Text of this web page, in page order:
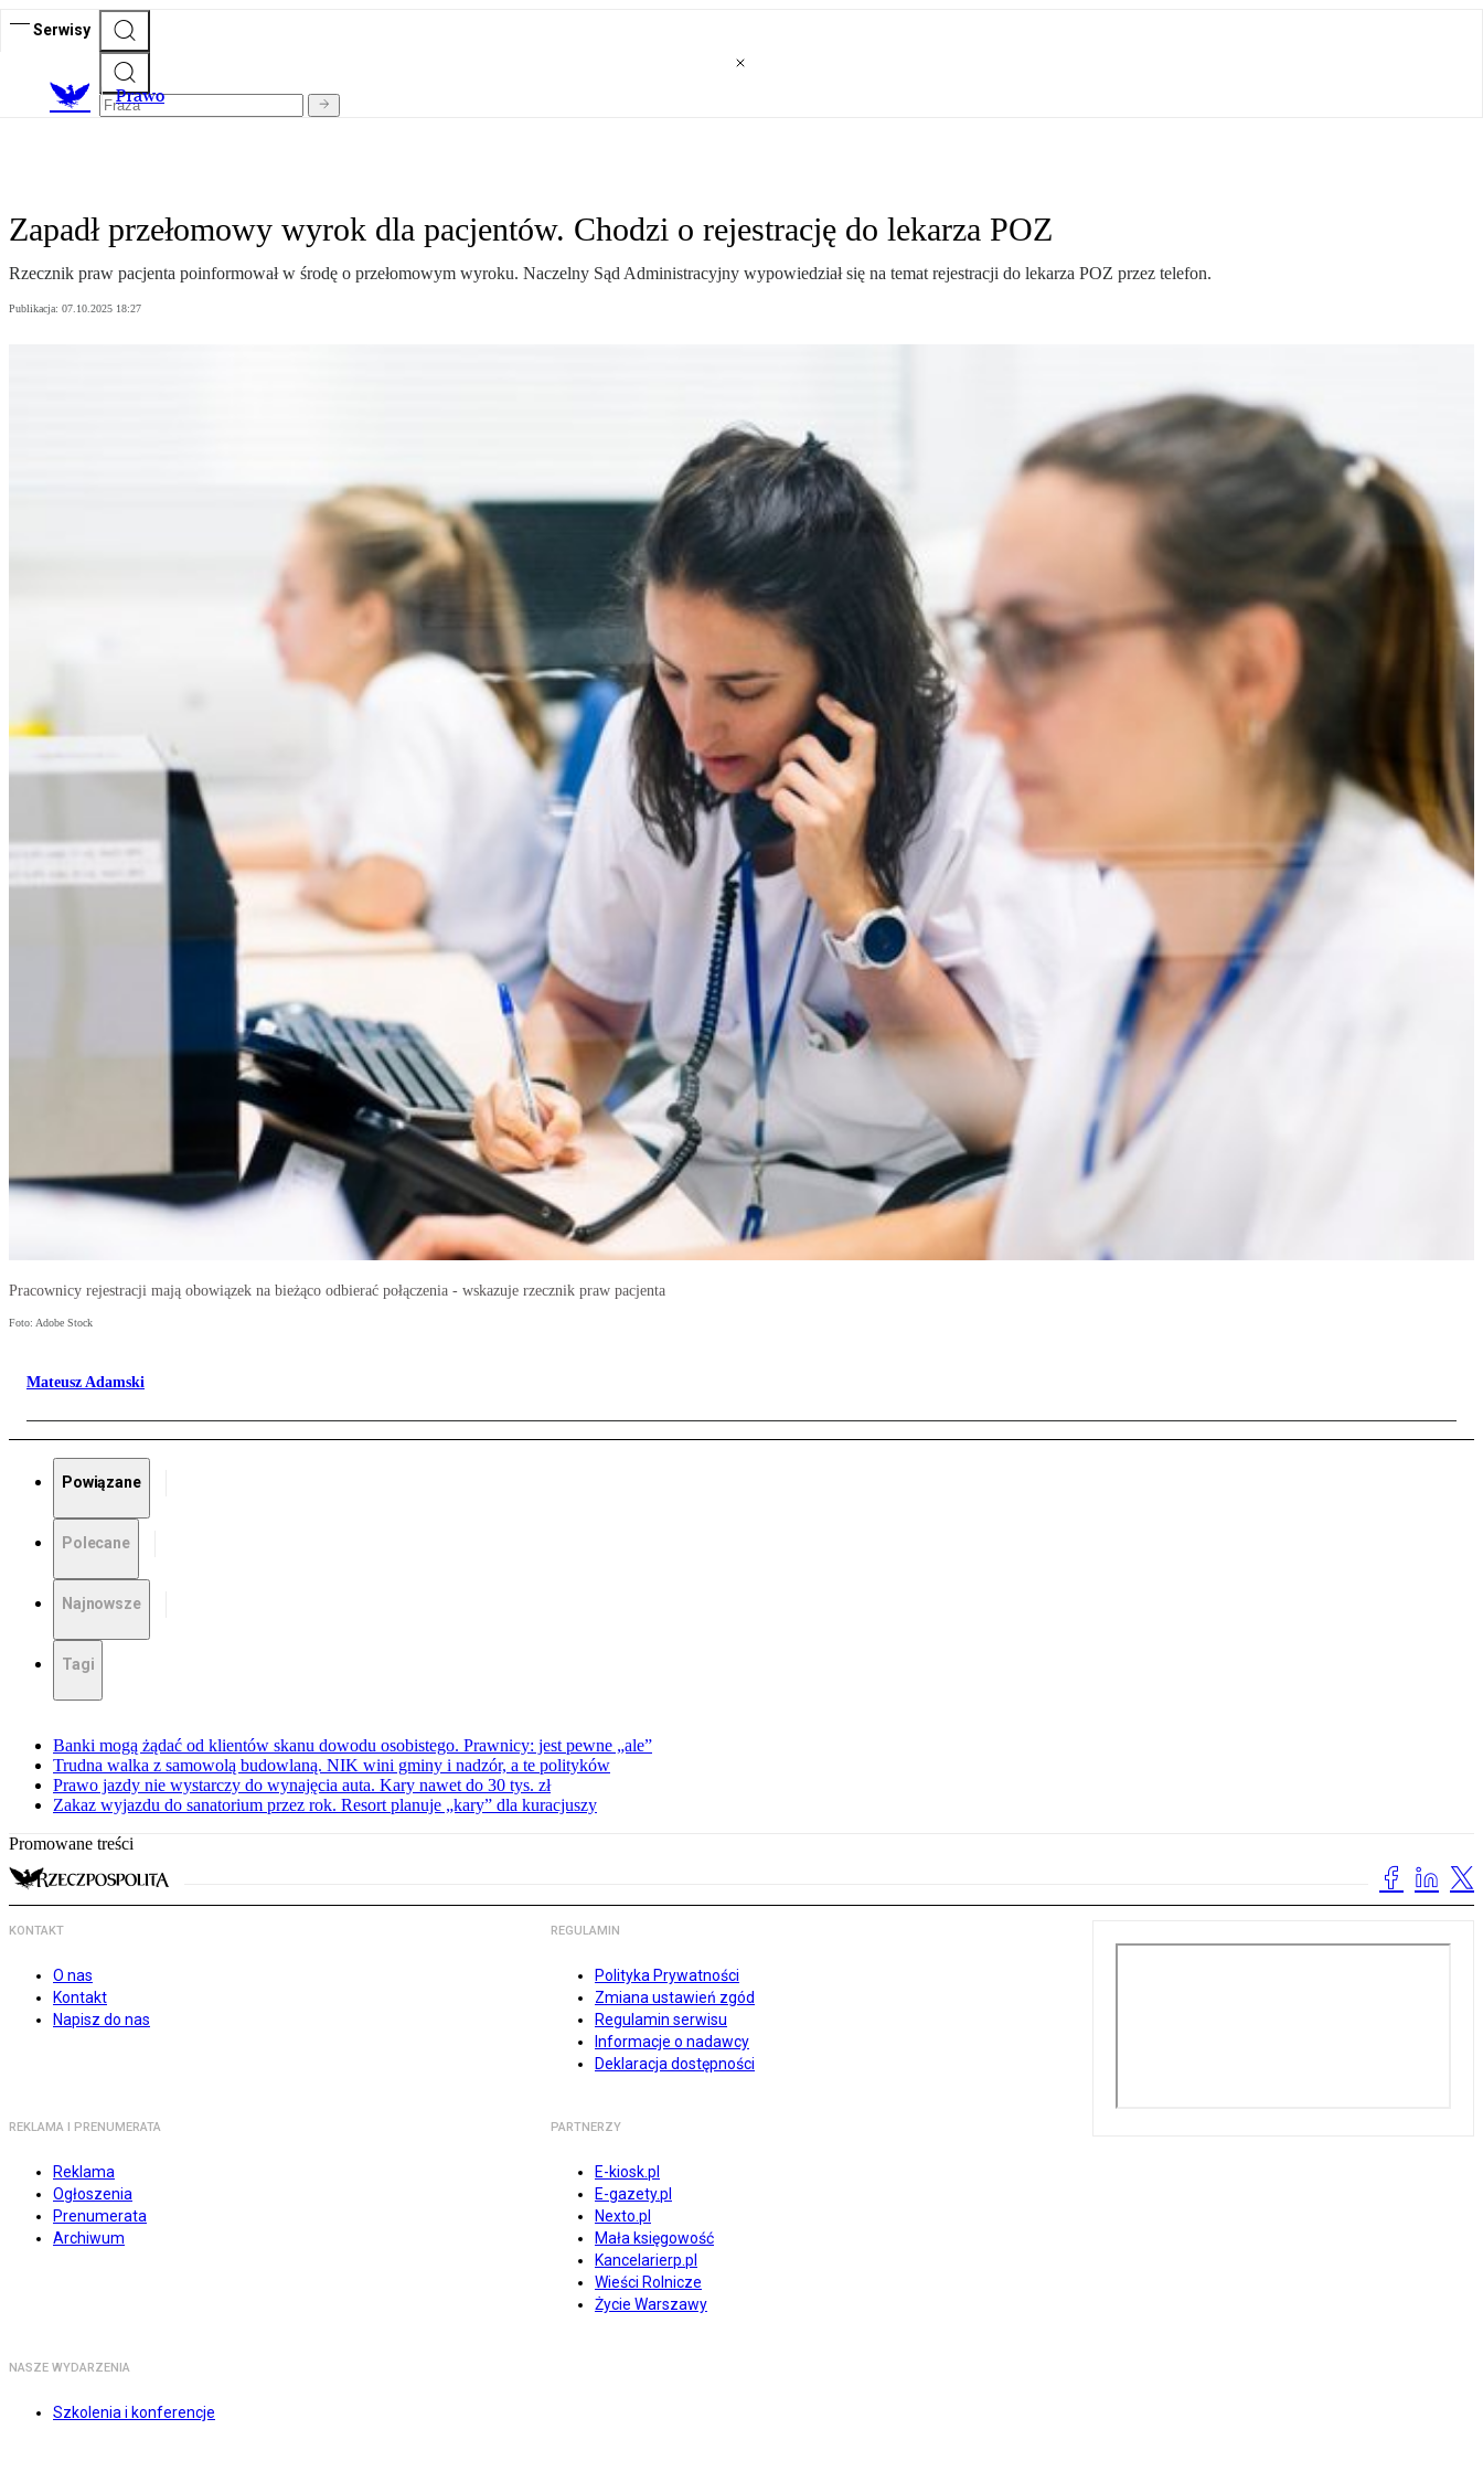
Serwisy
Prawo
Zapadł przełomowy wyrok dla pacjentów. Chodzi o rejestrację do lekarza POZ
Rzecznik praw pacjenta poinformował w środę o przełomowym wyroku. Naczelny Sąd Administracyjny wypowiedział się na temat rejestracji do lekarza POZ przez telefon.
Publikacja: 07.10.2025 18:27
Pracownicy rejestracji mają obowiązek na bieżąco odbierać połączenia - wskazuje rzecznik praw pacjenta
Foto: Adobe Stock
Mateusz Adamski
Powiązane
Polecane
Najnowsze
Tagi
Banki mogą żądać od klientów skanu dowodu osobistego. Prawnicy: jest pewne „ale”
Trudna walka z samowolą budowlaną. NIK wini gminy i nadzór, a te polityków
Prawo jazdy nie wystarczy do wynajęcia auta. Kary nawet do 30 tys. zł
Zakaz wyjazdu do sanatorium przez rok. Resort planuje „kary” dla kuracjuszy
Promowane treści
KONTAKT
O nas
Kontakt
Napisz do nas
REGULAMIN
Polityka Prywatności
Zmiana ustawień zgód
Regulamin serwisu
Informacje o nadawcy
Deklaracja dostępności
REKLAMA I PRENUMERATA
Reklama
Ogłoszenia
Prenumerata
Archiwum
PARTNERZY
E-kiosk.pl
E-gazety.pl
Nexto.pl
Mała księgowość
Kancelarierp.pl
Wieści Rolnicze
Życie Warszawy
NASZE WYDARZENIA
Szkolenia i konferencje